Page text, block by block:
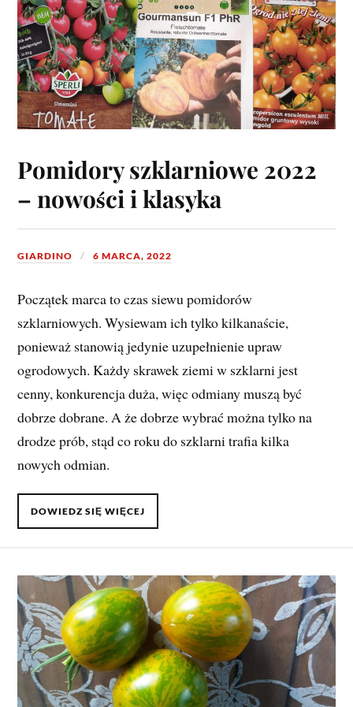
Pomidory szklarniowe 2022
– nowości i klasyka
GIARDINO 6 MARCA, 2022
Początek marca to czas siewu pomidorów
szklarniowych. Wysiewam ich tylko kilkanaście,
ponieważ stanowią jedynie uzupełnienie upraw
ogrodowych. Każdy skrawek ziemi w szklarni jest
cenny, konkurencja duża, więc odmiany muszą być
dobrze dobrane. A że dobrze wybrać można tylko na
drodze prób, stąd co roku do szklarni trafia kilka
nowych odmian.
DOWIEDZ SIĘ WIĘCEJ